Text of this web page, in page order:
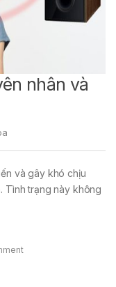
nhân và
và gây khó chịu
Tình trạng này không